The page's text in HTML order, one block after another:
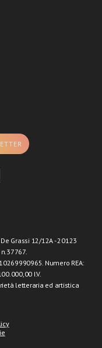
Grassi 12/12A - 20123
Numero REA:
I.V.
letteraria ed artistica